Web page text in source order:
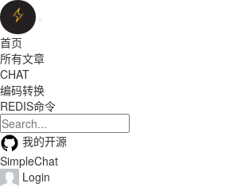
首页
所有文章
CHAT
编码转换
REDIS命令
我的开源
SimpleChat
Login